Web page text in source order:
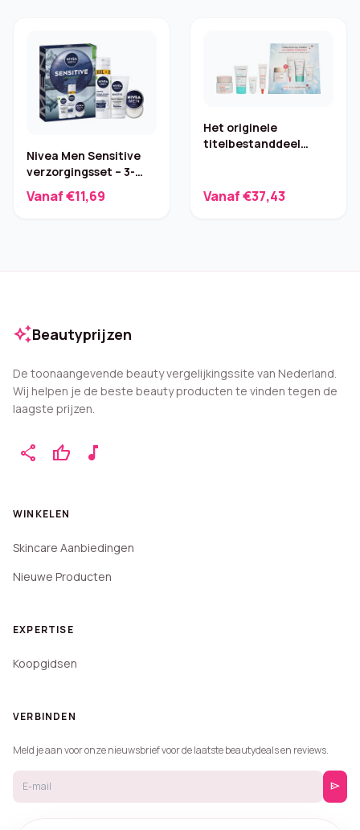
Nivea Men Sensitive
verzorgingsset – 3-
Vanaf €11,69
Het originele
titelbestanddeel
die gegevens nodig om
precies aan je format
Vanaf €37,43
auto_awesomeBeautyprijzen
De toonaangevende beauty vergelijkingssite van Nederland.
Wij helpen je de beste beauty producten te vinden tegen de
laagste prijzen.
share thumb_up music_note
WINKELEN
Skincare Aanbiedingen
Nieuwe Producten
EXPERTISE
Koopgidsen
VERBINDEN
Meld je aan voor onze nieuwsbrief voor de laatste beautydeals en reviews.
send